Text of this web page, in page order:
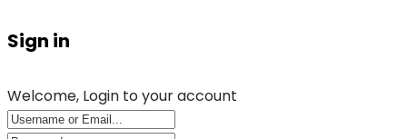
Sign in
Welcome, Login to your account